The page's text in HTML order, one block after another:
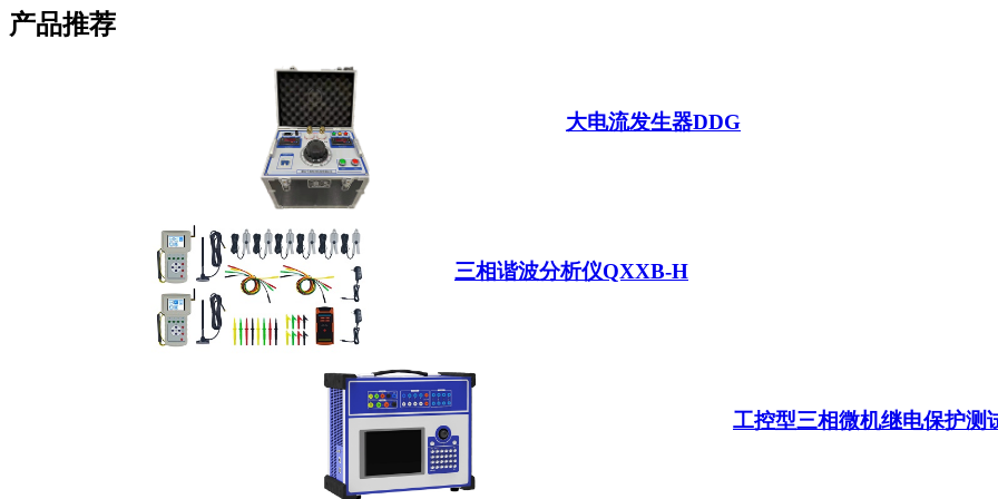
产品推荐
大电流发生器DDG
三相谐波分析仪QXXB-H
工控型三相微机继电保护测